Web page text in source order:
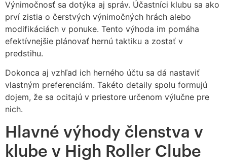
Výnimočnosť sa dotýka aj správ. Účastníci klubu sa ako
prví zistia o čerstvých výnimočných hrách alebo
modifikáciách v ponuke. Tento výhoda im pomáha
efektívnejšie plánovať hernú taktiku a zostať v
predstihu.
Dokonca aj vzhľad ich herného účtu sa dá nastaviť
vlastným preferenciám. Takéto detaily spolu formujú
dojem, že sa ocitajú v priestore určenom výlučne pre
nich.
Hlavné výhody členstva v
klube v High Roller Clube